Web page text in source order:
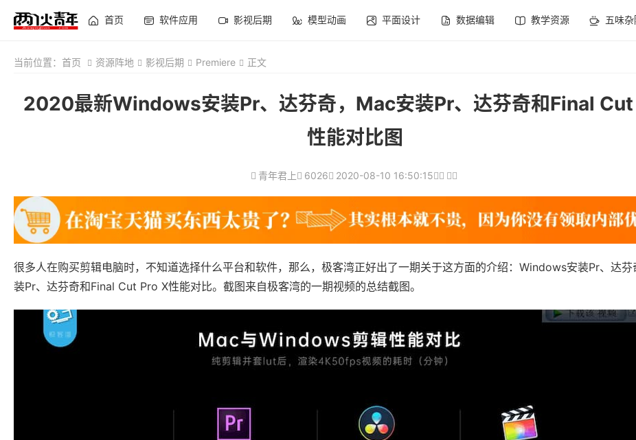
首页 软件应用 影视后期 模型动画 平面设计 数据编辑 教学资源 五味杂
当前位置： 首页 资源阵地 影视后期 Premiere 正文
2020最新Windows安装Pr、达芬奇，Mac安装Pr、达芬奇和Final
性能对比图
青年君上 6026 2020-08-10 16:50:15
很多人在购买剪辑电脑时，不知道选择什么平台和软件，那么，极客湾正好出了一期关于这方面的介绍：Windows安装Pr、达
装Pr、达芬奇和Final Cut Pro X性能对比。截图来自极客湾的一期视频的总结截图。